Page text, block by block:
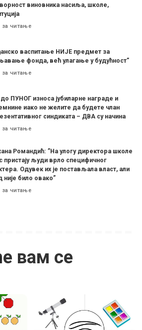
виновника насиља, школе,
за читање
васпитање НИЈЕ предмет за
фонда, већ улагање у будућност”
за читање
ПУНОГ износа јубиларне награде и
иако не желите да будете члан
синдиката – ДВА су начина
за читање
Романдић: ”На улогу директора школе
пристају људи врло специфичног
Одувек их је постављала власт, али
није било овако”
за читање
вам се